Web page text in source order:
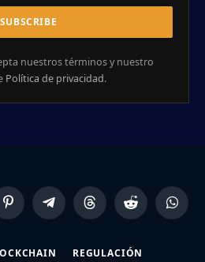
nuestros términos y nuestro
Política de privacidad.
PinterestTelegramThreads Reddit
REGULACIÓN